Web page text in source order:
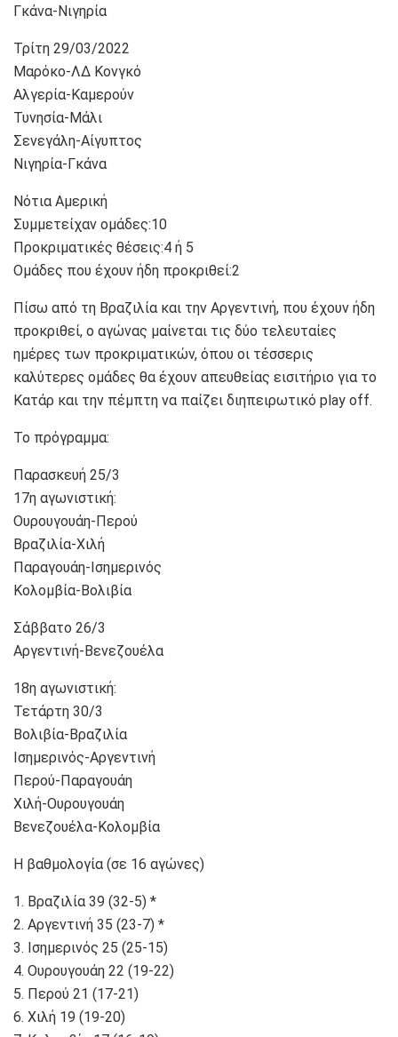
Γκάνα-Νιγηρία
Τρίτη 29/03/2022
Μαρόκο-ΛΔ Κονγκό
Αλγερία-Καμερούν
Τυνησία-Μάλι
Σενεγάλη-Αίγυπτος
Νιγηρία-Γκάνα
Νότια Αμερική
Συμμετείχαν ομάδες:10
Προκριματικές θέσεις:4 ή 5
Ομάδες που έχουν ήδη προκριθεί:2
Πίσω από τη Βραζιλία και την Αργεντινή, που έχουν ήδη
προκριθεί, ο αγώνας μαίνεται τις δύο τελευταίες
ημέρες των προκριματικών, όπου οι τέσσερις
καλύτερες ομάδες θα έχουν απευθείας εισιτήριο για το
Κατάρ και την πέμπτη να παίζει διηπειρωτικό play off.
To πρόγραμμα:
Παρασκευή 25/3
17η αγωνιστική:
Ουρουγουάη-Περού
Βραζιλία-Χιλή
Παραγουάη-Ισημερινός
Κολομβία-Βολιβία
Σάββατο 26/3
Αργεντινή-Βενεζουέλα
18η αγωνιστική:
Τετάρτη 30/3
Βολιβία-Βραζιλία
Ισημερινός-Αργεντινή
Περού-Παραγουάη
Χιλή-Ουρουγουάη
Βενεζουέλα-Κολομβία
Η βαθμολογία (σε 16 αγώνες)
1. Βραζιλία 39 (32-5) *
2. Αργεντινή 35 (23-7) *
3. Ισημερινός 25 (25-15)
4. Ουρουγουάη 22 (19-22)
5. Περού 21 (17-21)
6. Χιλή 19 (19-20)